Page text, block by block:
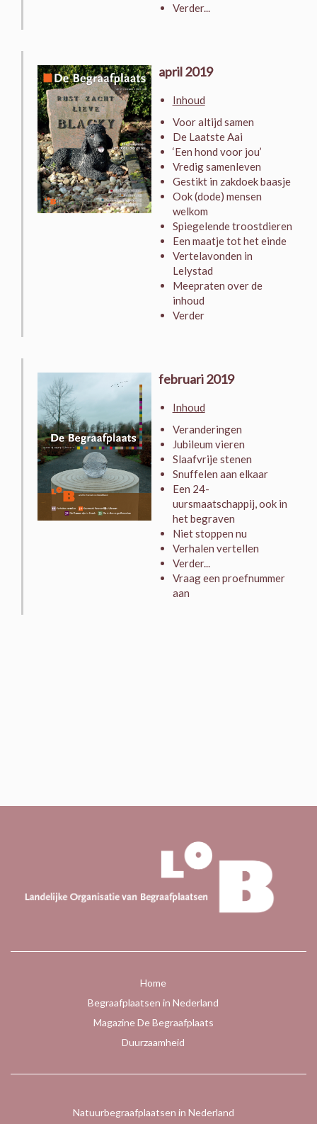
Verder...
april 2019
Inhoud
Voor altijd samen
De Laatste Aai
‘Een hond voor jou’
Vredig samenleven
Gestikt in zakdoek baasje
Ook (dode) mensen
welkom
Spiegelende troostdieren
Een maatje tot het einde
Vertelavonden in
Lelystad
Meepraten over de
inhoud
Verder
februari 2019
Inhoud
Veranderingen
Jubileum vieren
Slaafvrije stenen
Snuffelen aan elkaar
Een 24-
uursmaatschappij, ook in
het begraven
Niet stoppen nu
Verhalen vertellen
Verder...
Vraag een proefnummer
aan
Home
Begraafplaatsen in Nederland
Magazine De Begraafplaats
Duurzaamheid
Natuurbegraafplaatsen in Nederland